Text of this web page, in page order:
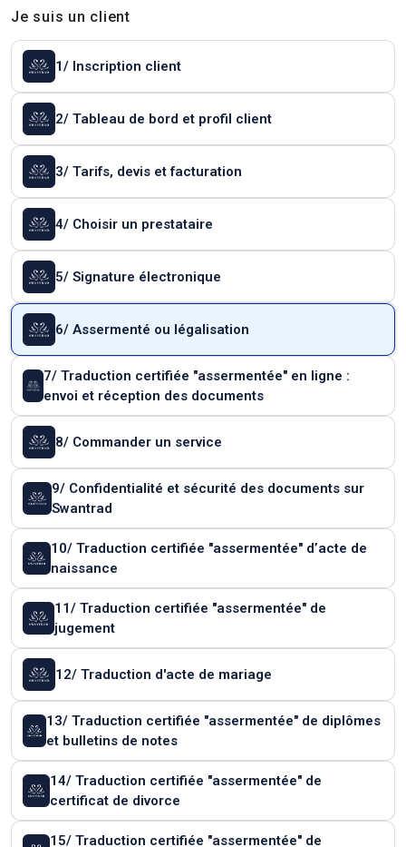
Je suis un client
1/ Inscription client
2/ Tableau de bord et profil client
3/ Tarifs, devis et facturation
4/ Choisir un prestataire
5/ Signature électronique
6/ Assermenté ou légalisation
7/ Traduction certifiée "assermentée" en ligne :
envoi et réception des documents
8/ Commander un service
9/ Confidentialité et sécurité des documents sur
Swantrad
10/ Traduction certifiée "assermentée" d’acte de
naissance
11/ Traduction certifiée "assermentée" de
jugement
12/ Traduction d'acte de mariage
13/ Traduction certifiée "assermentée" de diplômes
et bulletins de notes
14/ Traduction certifiée "assermentée" de
certificat de divorce
15/ Traduction certifiée "assermentée" de